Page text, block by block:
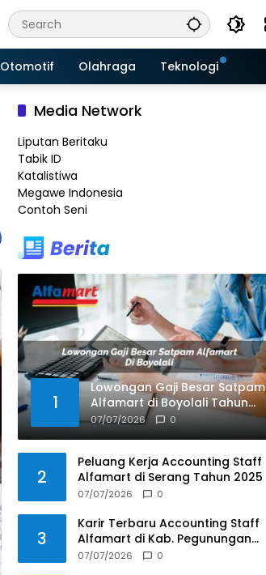
Otomotif Olahraga Teknologi
Media Network
Liputan Beritaku
Tabik ID
Katalistiwa
Megawe Indonesia
Contoh Seni
1
Lowongan Gaji Besar Satpam
Alfamart di Boyolali Tahun
2025
07/07/2026 0
2
Peluang Kerja Accounting Staff
Alfamart di Serang Tahun 2025
07/07/2026 0
3
Karir Terbaru Accounting Staff
Alfamart di Kab. Pegunungan
Bintang, Papua Pegunungan
07/07/2026 0